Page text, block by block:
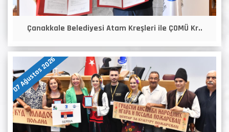
Çanakkale Belediyesi Atam Kreşleri ile ÇOMÜ Kr..
07 Ağustos 2026